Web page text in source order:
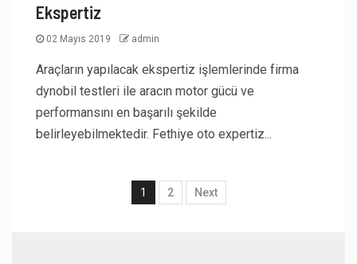
Ekspertiz
02 Mayıs 2019 admin
Araçların yapılacak ekspertiz işlemlerinde firma
dynobil testleri ile aracın motor gücü ve
performansını en başarılı şekilde
belirleyebilmektedir. Fethiye oto expertiz...
1 2 Next